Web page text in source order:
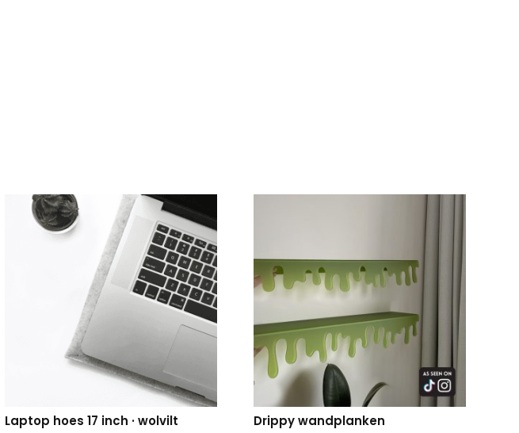
Laptop hoes 17 inch · wolvilt Drippy wandplanken